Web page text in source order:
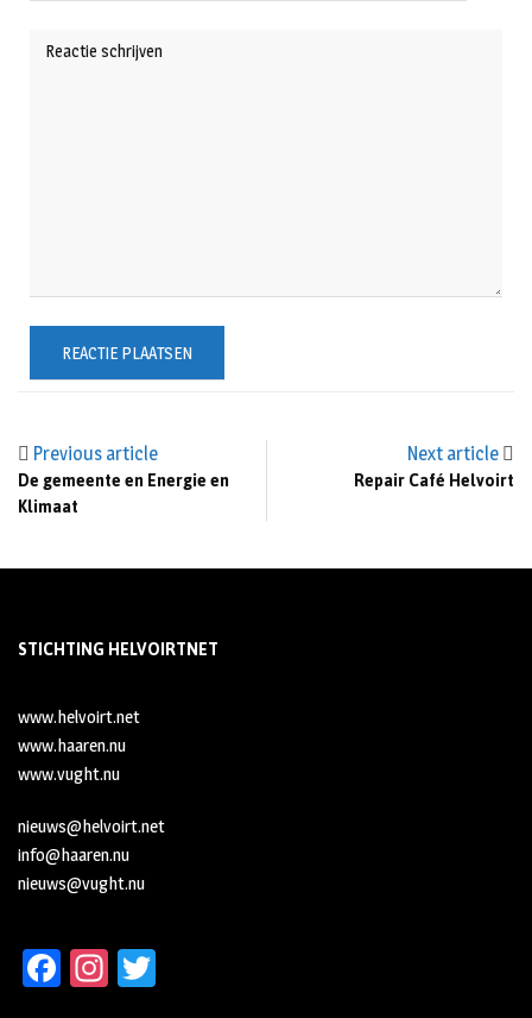
Previous article
De gemeente en Energie en
Klimaat
Next article
Repair Café Helvoirt
STICHTING HELVOIRTNET
www.helvoirt.net
www.haaren.nu
www.vught.nu
nieuws@helvoirt.net
info@haaren.nu
nieuws@vught.nu
Fa In